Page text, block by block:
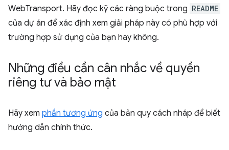
WebTransport. Hãy đọc kỹ các ràng buộc trong README
của dự án để xác định xem giải pháp này có phù hợp với
trường hợp sử dụng của bạn hay không.
Những điều cần cân nhắc về quyền
riêng tư và bảo mật
Hãy xem phần tương ứng của bản quy cách nháp để biết
hướng dẫn chính thức.